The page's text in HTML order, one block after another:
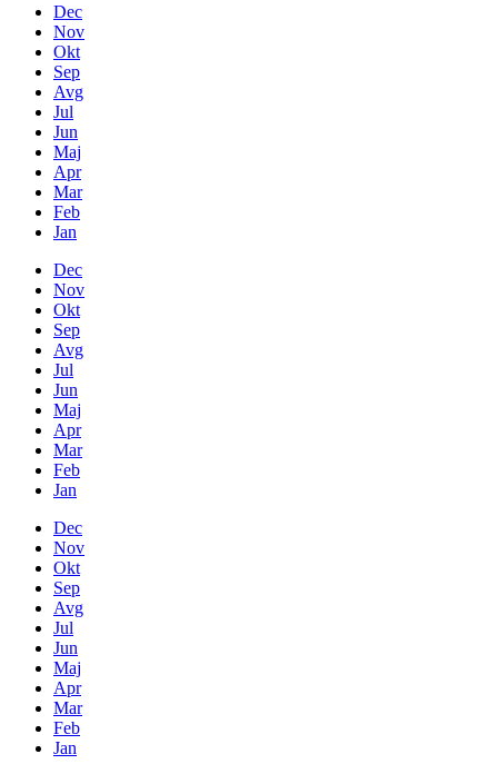
Dec
Nov
Okt
Sep
Avg
Jul
Jun
Maj
Apr
Mar
Feb
Jan
Dec
Nov
Okt
Sep
Avg
Jul
Jun
Maj
Apr
Mar
Feb
Jan
Dec
Nov
Okt
Sep
Avg
Jul
Jun
Maj
Apr
Mar
Feb
Jan